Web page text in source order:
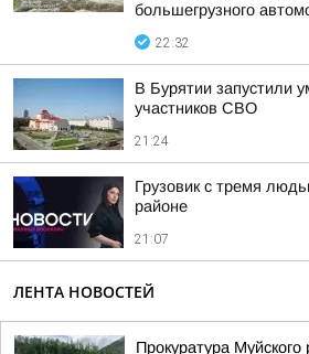
большегрузного
22:32
В Бурятии запустили
участников СВО
21:24
Грузовик с тремя
районе
21:07
ЛЕНТА НОВОСТЕЙ
Прокуратура